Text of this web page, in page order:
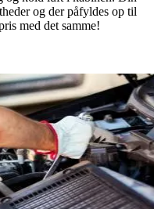
og der påfyldes op til
med det samme!